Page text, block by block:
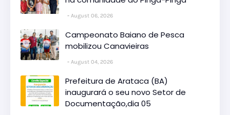
August 06, 2026
Campeonato Baiano de Pesca
mobilizou Canavieiras
August 04, 2026
Prefeitura de Arataca (BA)
inaugurará o seu novo Setor de
Documentação,dia 05